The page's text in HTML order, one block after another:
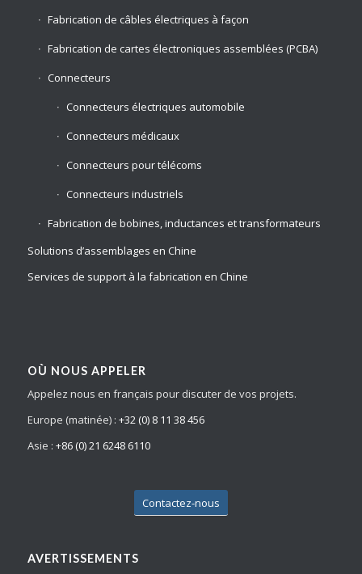
Fabrication de câbles électriques à façon
Fabrication de cartes électroniques assemblées (PCBA)
Connecteurs
Connecteurs électriques automobile
Connecteurs médicaux
Connecteurs pour télécoms
Connecteurs industriels
Fabrication de bobines, inductances et transformateurs
Solutions d’assemblages en Chine
Services de support à la fabrication en Chine
OÙ NOUS APPELER
Appelez nous en français pour discuter de vos projets.
Europe (matinée) : +32 (0) 8 11 38 456
Asie : +86 (0) 21 6248 6110
Contactez-nous
AVERTISSEMENTS